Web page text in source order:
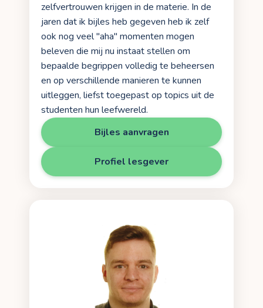
zelfvertrouwen krijgen in de materie. In de
jaren dat ik bijles heb gegeven heb ik zelf
ook nog veel "aha" momenten mogen
beleven die mij nu instaat stellen om
bepaalde begrippen volledig te beheersen
en op verschillende manieren te kunnen
uitleggen, liefst toegepast op topics uit de
studenten hun leefwereld.
Bijles aanvragen
Profiel lesgever